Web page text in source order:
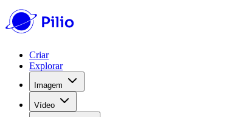
Criar
Explorar
Imagem
Vídeo